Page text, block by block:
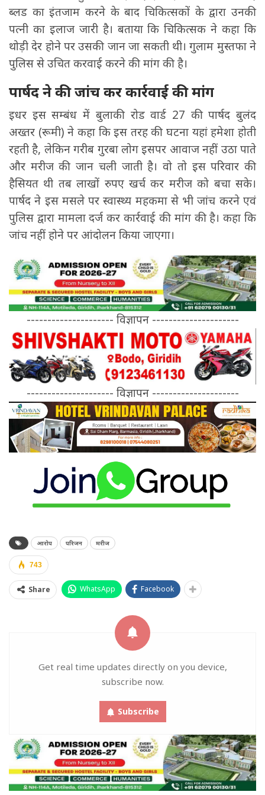
ब्लड का इंतजाम करने के बाद चिकित्सकों के द्वारा उनकी
पत्नी का इलाज जारी है। बताया कि चिकित्सक ने कहा कि
थोड़ी देर होने पर उसकी जान जा सकती थी। गुलाम मुस्तफा ने
पुलिस से उचित करवाई करने की मांग की है।
पार्षद ने की जांच कर कार्रवाई की मांग
इधर इस सम्बंध में बुलाकी रोड वार्ड 27 की पार्षद बुलंद
अख्तर (रूमी) ने कहा कि इस तरह की घटना यहां हमेशा होती
रहती है, लेकिन गरीब गुरबा लोग इसपर आवाज नहीं उठा पाते
और मरीज की जान चली जाती है। वो तो इस परिवार की
हैसियत थी तब लाखों रुपए खर्च कर मरीज को बचा सके।
पार्षद ने इस मसले पर स्वास्थ्य महकमा से भी जांच करने एवं
पुलिस द्वारा मामला दर्ज कर कार्रवाई की मांग की है। कहा कि
जांच नहीं होने पर आंदोलन किया जाएगा।
--------------------- विज्ञापन ---------------------
--------------------- विज्ञापन ---------------------
आरोप परिजन मरीज
743
Share WhatsApp Facebook
Get real time updates directly on you device,
subscribe now.
Subscribe